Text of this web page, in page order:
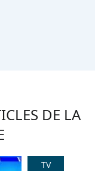
DE LA
TV